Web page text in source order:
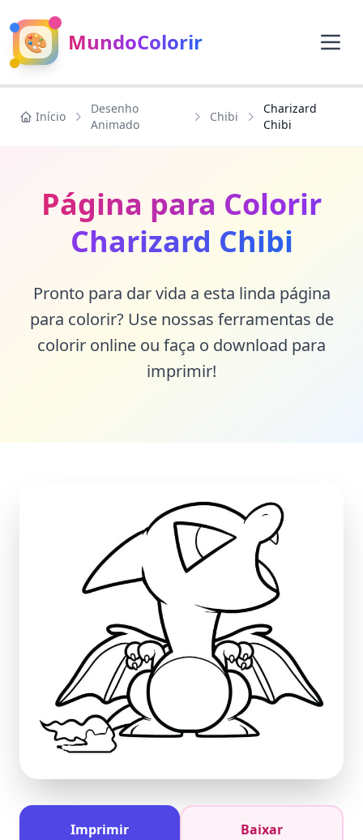
🎨 MundoColorir
Início
Desenho
Animado
Chibi
Charizard
Chibi
Página para Colorir
Charizard Chibi
Pronto para dar vida a esta linda página
para colorir? Use nossas ferramentas de
colorir online ou faça o download para
imprimir!
Imprimir Baixar